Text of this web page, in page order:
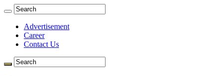
Advertisement
Career
Contact Us